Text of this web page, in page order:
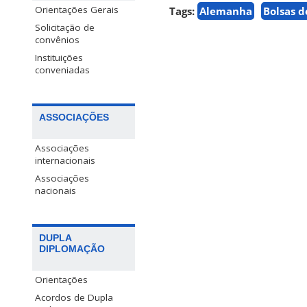
Orientações Gerais
Solicitação de
convênios
Instituições
conveniadas
ASSOCIAÇÕES
Associações
internacionais
Associações
nacionais
DUPLA
DIPLOMAÇÃO
Orientações
Acordos de Dupla
Tags: Alemanha Bolsas